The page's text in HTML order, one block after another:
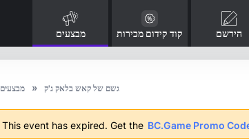
מבצעים קוד קידום מכירות הירשם
מבצעים גשם של קאש בלאק ג'ק
This event has expired. Get the BC.Game Promo